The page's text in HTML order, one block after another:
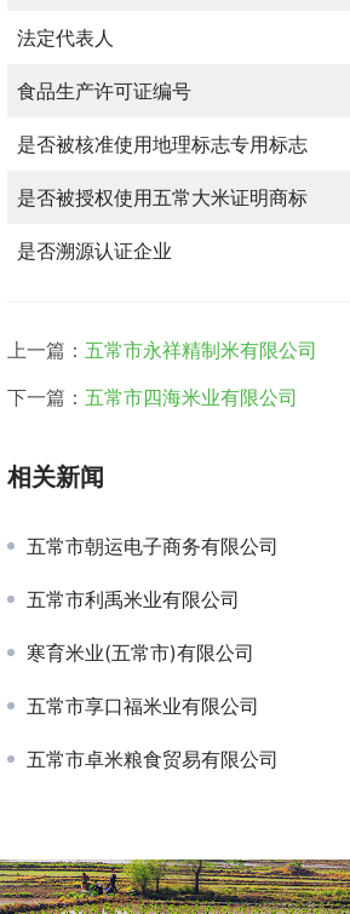
法定代表人
食品生产许可证编号
是否被核准使用地理标志专用标志
是否被授权使用五常大米证明商标
是否溯源认证企业
上一篇： 五常市永祥精制米有限公司
下一篇： 五常市四海米业有限公司
相关新闻
五常市朝运电子商务有限公司
五常市利禹米业有限公司
寒育米业(五常市)有限公司
五常市享口福米业有限公司
五常市卓米粮食贸易有限公司